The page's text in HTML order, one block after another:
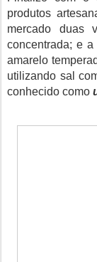
produtos
mercado duas
concentrada; e
amarelo
utilizando sal
conhecido como